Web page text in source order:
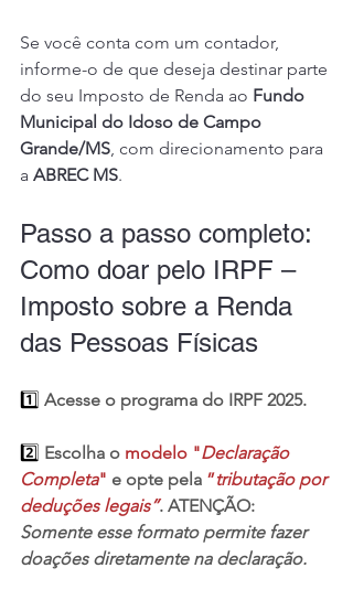
Se você conta com um contador,
informe-o de que deseja destinar parte
do seu Imposto de Renda ao Fundo
Municipal do Idoso de Campo
Grande/MS, com direcionamento para
a ABREC MS.
Passo a passo completo:
Como doar pelo IRPF –
Imposto sobre a Renda
das Pessoas Físicas
1️⃣ Acesse o programa do IRPF 2025.
2️⃣ Escolha o modelo "Declaração
Completa" e opte pela ”tributação por
deduções legais”. ATENÇÃO:
Somente esse formato permite fazer
doações diretamente na declaração.